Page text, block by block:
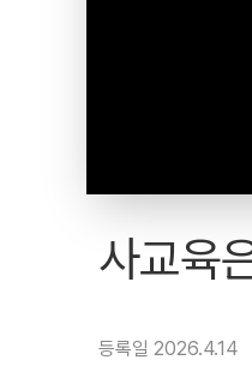
사교육
등록일 2026.4.14